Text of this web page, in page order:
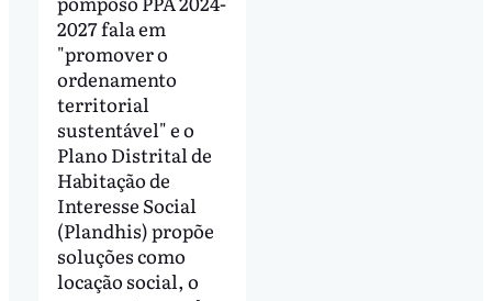
2027 fala em
"promover o
ordenamento
territorial
sustentável" e o
Plano Distrital de
Habitação de
Interesse Social
(Plandhis) propõe
soluções como
locação social, o